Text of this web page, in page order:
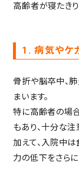
高齢者が寝たき
1. 病気やケ
骨折や脳卒中、
まいます。
特に高齢者の場
もあり、十分な注
加えて、入院中
力の低下をさらに